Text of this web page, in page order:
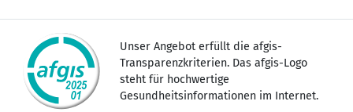
Unser Angebot erfüllt die afgis-
Transparenzkriterien. Das afgis-Logo
steht für hochwertige
Gesundheitsinformationen im Internet.